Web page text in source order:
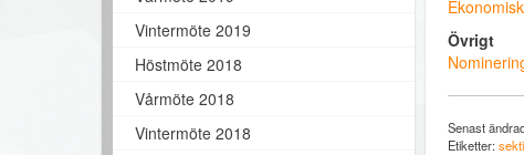
Vintermöte 2019
Höstmöte 2018
Vårmöte 2018
Vintermöte 2018
Övrigt
Senast
Etiketter: